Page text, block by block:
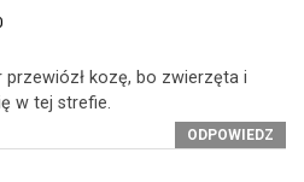
przewiózł kozę, bo zwierzęta i
w tej strefie.
ODPOWIEDZ